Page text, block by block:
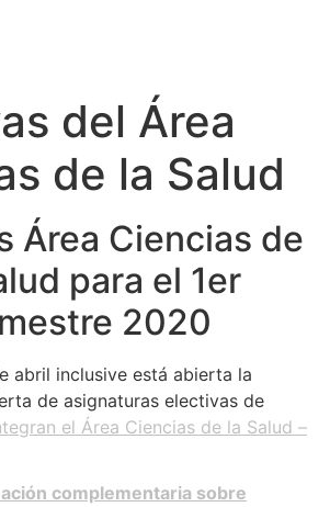
del Área
de la Salud
Área Ciencias de
para el 1er
2020
abril inclusive está abierta la
de asignaturas electivas de
el Área Ciencias de la Salud –
complementaria sobre